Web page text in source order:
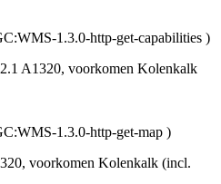
1.3.0-http-get-capabilities )
A1320, voorkomen Kolenkalk
1.3.0-http-get-map )
voorkomen Kolenkalk (incl.